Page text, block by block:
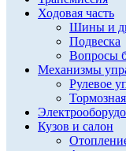
Ходовая часть
Шины и
Подвеска
Вопросы
Механизмы
Рулевое
Кузов и салон